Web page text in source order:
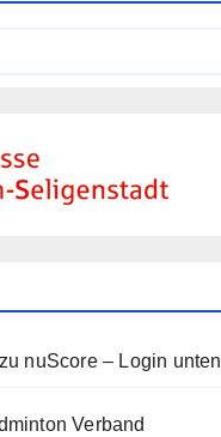
nuScore– Login unten
Verband